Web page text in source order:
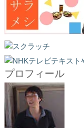
プロフィール